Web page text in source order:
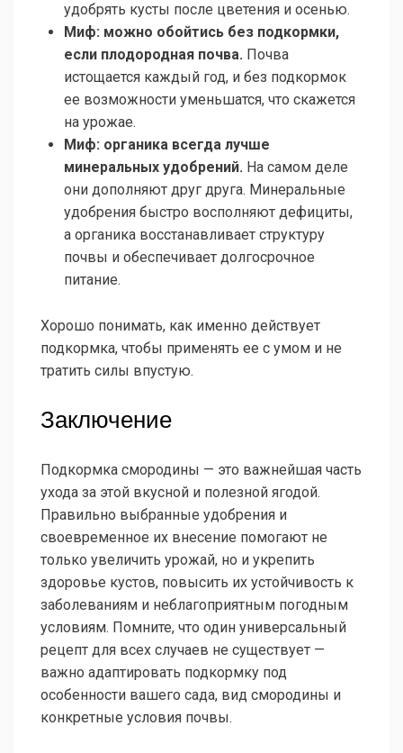
удобрять кусты после цветения и осенью.
Миф: можно обойтись без подкормки,
если плодородная почва. Почва
истощается каждый год, и без подкормок
ее возможности уменьшатся, что скажется
на урожае.
Миф: органика всегда лучше
минеральных удобрений. На самом деле
они дополняют друг друга. Минеральные
удобрения быстро восполняют дефициты,
а органика восстанавливает структуру
почвы и обеспечивает долгосрочное
питание.
Хорошо понимать, как именно действует
подкормка, чтобы применять ее с умом и не
тратить силы впустую.
Заключение
Подкормка смородины — это важнейшая часть
ухода за этой вкусной и полезной ягодой.
Правильно выбранные удобрения и
своевременное их внесение помогают не
только увеличить урожай, но и укрепить
здоровье кустов, повысить их устойчивость к
заболеваниям и неблагоприятным погодным
условиям. Помните, что один универсальный
рецепт для всех случаев не существует —
важно адаптировать подкормку под
особенности вашего сада, вид смородины и
конкретные условия почвы.